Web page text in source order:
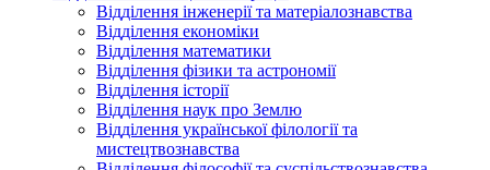
Відділення інженерії та матеріалознавства
Відділення економіки
Відділення математики
Відділення фізики та астрономії
Відділення історії
Відділення наук про Землю
Відділення української філології та
мистецтвознавства